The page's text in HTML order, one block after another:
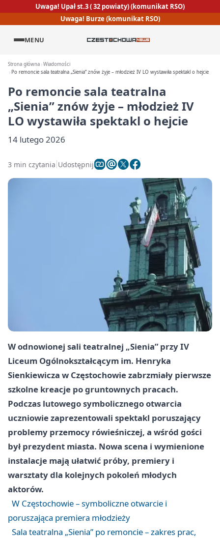
Uwaga! Upał st.3 ( 32 powiaty) (komunikat RSO)
Uwaga! Burze (komunikat RSO)
MENU
Strona główna Wiadomości
Po remoncie sala teatralna „Sienia” znów żyje – młodzież IV LO wystawiła spektakl o hejcie
Po remoncie sala teatralna
„Sienia” znów żyje – młodzież IV
LO wystawiła spektakl o hejcie
14 lutego 2026
3 min czytania Udostępnij
W odnowionej sali teatralnej „Sienia” przyIV
Liceum Ogólnokształcącym im. Henryka
Sienkiewicza w Częstochowiezabrzmiały pierwsze
szkolne kreacje po gruntownych pracach.
Podczas lutowego symbolicznego otwarcia
uczniowie zaprezentowali spektakl poruszający
problemy przemocy rówieśniczej, a wśród gości
był prezydent miasta. Nowa scena i wymienione
instalacje mają ułatwić próby, premiery i
warsztaty dla kolejnych pokoleń młodych
aktorów.
W Częstochowie – symboliczne otwarcie i
poruszająca premiera młodzieży
Sala teatralna „Sienia” po remoncie – zakres prac,